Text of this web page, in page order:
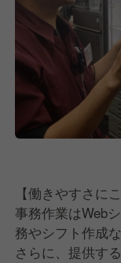
【働きやすさに
事務作業はWeb
務やシフト作成
さらに、提供す